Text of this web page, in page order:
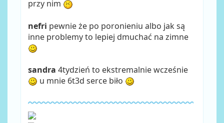
przy nim
nefri pewnie że po poronieniu albo jak są
inne problemy to lepiej dmuchać na zimne
sandra 4tydzień to ekstremalnie wcześnie
u mnie 6t3d serce biło